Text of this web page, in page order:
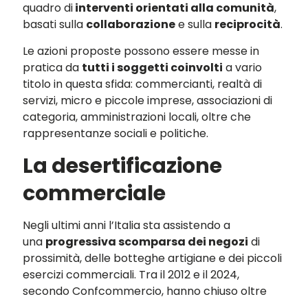
quadro diinterventi orientati alla comunità,
basati sulla collaborazionee sulla reciprocità.
Le azioni proposte possono essere messe in
pratica da tutti i soggetti coinvolti a vario
titolo in questa sfida: commercianti, realtà di
servizi, micro e piccole imprese, associazioni di
categoria, amministrazioni locali, oltre che
rappresentanze sociali e politiche.
La desertificazione
commerciale
Negli ultimi anni l’Italia sta assistendo a
una progressiva scomparsa dei negozi di
prossimità, delle botteghe artigiane e dei piccoli
esercizi commerciali. Tra il 2012 e il 2024,
secondo Confcommercio, hanno chiuso oltre